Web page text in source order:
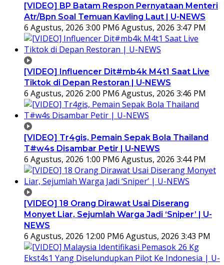
[VIDEO] BP Batam Respon Pernyataan Menteri
Atr/Bpn Soal Temuan Kavling Laut | U-NEWS
6 Agustus, 2026 3:00 PM6 Agustus, 2026 3:47 PM
[VIDEO] Influencer Dit#mb4k M4t1 Saat Live
Tiktok di Depan Restoran | U-NEWS
6 Agustus, 2026 2:00 PM6 Agustus, 2026 3:46 PM
[VIDEO] Tr4gis, Pemain Sepak Bola Thailand
T#w4s Disambar Petir | U-NEWS
6 Agustus, 2026 1:00 PM6 Agustus, 2026 3:44 PM
[VIDEO] 18 Orang Dirawat Usai Diserang
Monyet Liar, Sejumlah Warga Jadi ‘Sniper’ | U-
NEWS
6 Agustus, 2026 12:00 PM6 Agustus, 2026 3:43 PM